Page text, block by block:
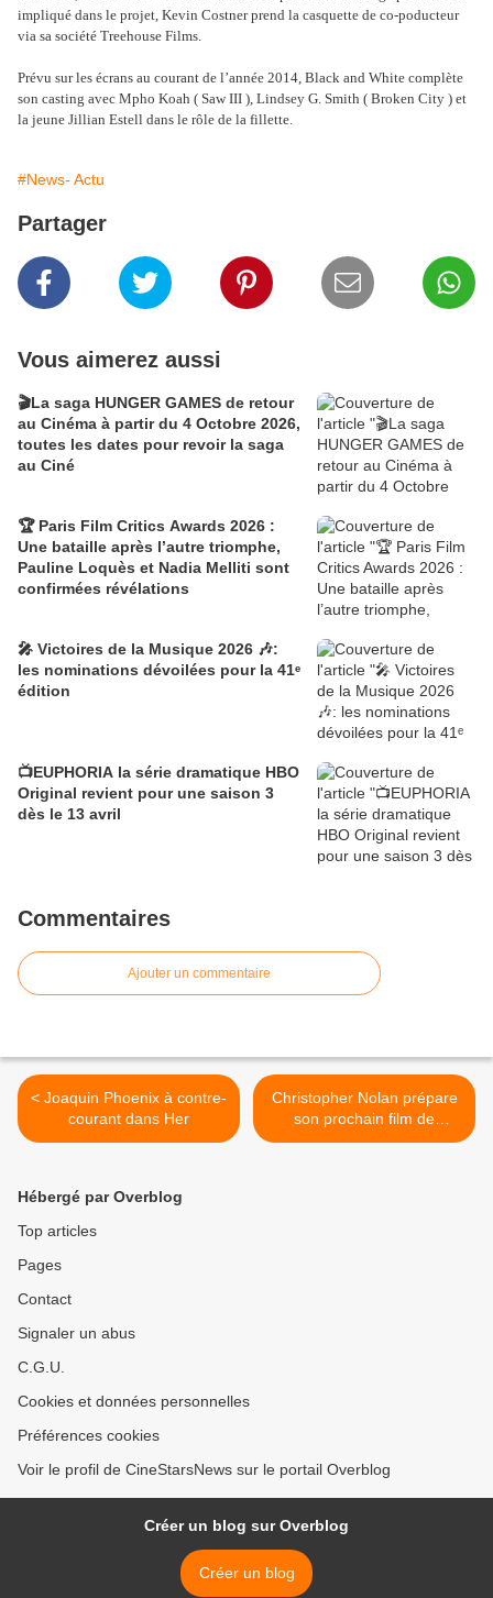
impliqué dans le projet, Kevin Costner prend la casquette de co-poducteur
via sa société Treehouse Films.
Prévu sur les écrans au courant de l’année 2014, Black and White complète
son casting avec Mpho Koah ( Saw III ), Lindsey G. Smith ( Broken City ) et
la jeune Jillian Estell dans le rôle de la fillette.
#News- Actu
Partager
Vous aimerez aussi
🎬La saga HUNGER GAMES de retour
au Cinéma à partir du 4 Octobre 2026,
toutes les dates pour revoir la saga
au Ciné
🏆 Paris Film Critics Awards 2026 :
Une bataille après l’autre triomphe,
Pauline Loquès et Nadia Melliti sont
confirmées révélations
🎤 Victoires de la Musique 2026 🎶:
les nominations dévoilées pour la 41ᵉ
édition
📺EUPHORIA la série dramatique HBO
Original revient pour une saison 3
dès le 13 avril
Commentaires
Ajouter un commentaire
< Joaquin Phoenix à contre-
courant dans Her
Christopher Nolan prépare
son prochain film de
science-fiction - Interstellar
Hébergé par Overblog
Top articles
Pages
Contact
Signaler un abus
C.G.U.
Cookies et données personnelles
Préférences cookies
Voir le profil de CineStarsNews sur le portail Overblog
Créer un blog sur Overblog
Créer un blog